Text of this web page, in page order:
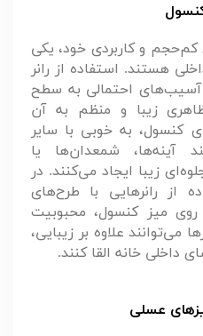
و کاربردی خود، یکی
هستند. استفاده از رانر
آسیب‌های احتمالی به سطح
زیبا و منظم به آن
کنسول، به خوبی با سایر
آینه‌ها، شمعدان‌ها یا
زیبا ایجاد می‌کنند. در
از رانرهایی با طرح‌های
میز کنسول، محبوبیت
می‌توانند علاوه بر زیبایی،
داخلی خانه القا کنند.
عسلی